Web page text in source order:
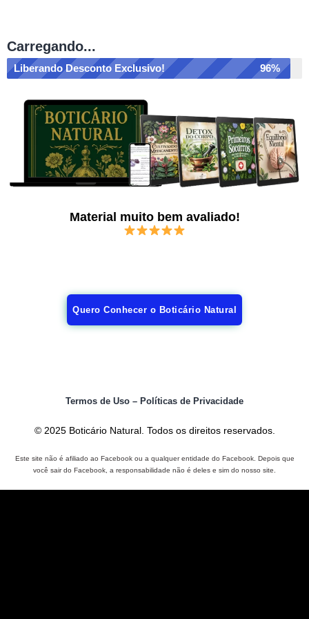
Carregando...
Liberando Desconto Exclusivo! 96%
Material muito bem avaliado!
Quero Conhecer o Boticário Natural
Termos de Uso – Políticas de Privacidade
© 2025 Boticário Natural. Todos os direitos reservados.
Este site não é afiliado ao Facebook ou a qualquer entidade do Facebook. Depois que
você sair do Facebook, a responsabilidade não é deles e sim do nosso site.